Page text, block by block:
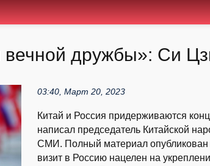
дружбы»: Си
03:40, Март 20, 2023
Китай и Россия придерживаются
написал председатель Китайской
СМИ. Полный материал опубликован
визит в Россию нацелен на